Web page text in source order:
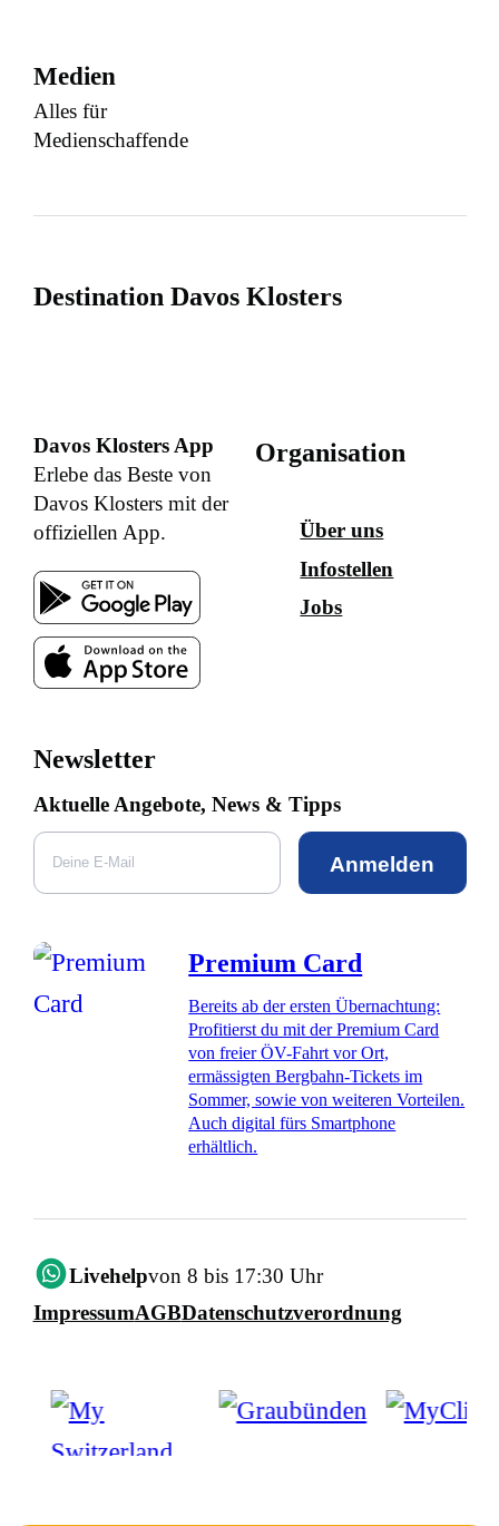
Medien
Alles für
Medienschaffende
Destination Davos Klosters
Davos Klosters App
Erlebe das Beste von
Davos Klosters mit der
offiziellen App.
Organisation
Über uns
Infostellen
Jobs
Newsletter
Aktuelle Angebote, News & Tipps
Anmelden
Premium Card
Bereits ab der ersten Übernachtung:
Profitierst du mit der Premium Card
von freier ÖV-Fahrt vor Ort,
ermässigten Bergbahn-Tickets im
Sommer, sowie von weiteren Vorteilen.
Auch digital fürs Smartphone
erhältlich.
Livehelpvon 8 bis 17:30 Uhr
ImpressumAGBDatenschutzverordnung